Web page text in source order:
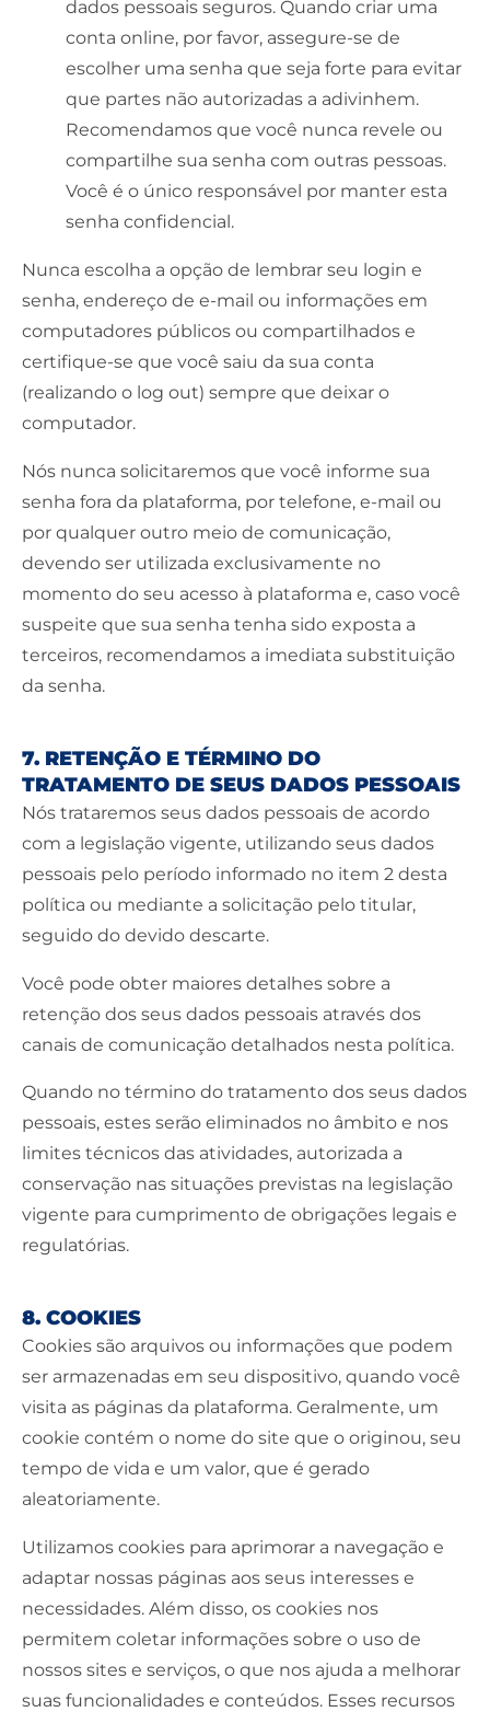
dados pessoais seguros. Quando criar uma
conta online, por favor, assegure-se de
escolher uma senha que seja forte para evitar
que partes não autorizadas a adivinhem.
Recomendamos que você nunca revele ou
compartilhe sua senha com outras pessoas.
Você é o único responsável por manter esta
senha confidencial.
Nunca escolha a opção de lembrar seu login e
senha, endereço de e-mail ou informações em
computadores públicos ou compartilhados e
certifique-se que você saiu da sua conta
(realizando o log out) sempre que deixar o
computador.
Nós nunca solicitaremos que você informe sua
senha fora da plataforma, por telefone, e-mail ou
por qualquer outro meio de comunicação,
devendo ser utilizada exclusivamente no
momento do seu acesso à plataforma e, caso você
suspeite que sua senha tenha sido exposta a
terceiros, recomendamos a imediata substituição
da senha.
7. RETENÇÃO E TÉRMINO DO
TRATAMENTO DE SEUS DADOS PESSOAIS
Nós trataremos seus dados pessoais de acordo
com a legislação vigente, utilizando seus dados
pessoais pelo período informado no item 2 desta
política ou mediante a solicitação pelo titular,
seguido do devido descarte.
Você pode obter maiores detalhes sobre a
retenção dos seus dados pessoais através dos
canais de comunicação detalhados nesta política.
Quando no término do tratamento dos seus dados
pessoais, estes serão eliminados no âmbito e nos
limites técnicos das atividades, autorizada a
conservação nas situações previstas na legislação
vigente para cumprimento de obrigações legais e
regulatórias.
8. COOKIES
Cookies são arquivos ou informações que podem
ser armazenadas em seu dispositivo, quando você
visita as páginas da plataforma. Geralmente, um
cookie contém o nome do site que o originou, seu
tempo de vida e um valor, que é gerado
aleatoriamente.
Utilizamos cookies para aprimorar a navegação e
adaptar nossas páginas aos seus interesses e
necessidades. Além disso, os cookies nos
permitem coletar informações sobre o uso de
nossos sites e serviços, o que nos ajuda a melhorar
suas funcionalidades e conteúdos. Esses recursos